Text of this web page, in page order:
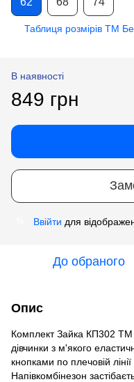
Таблиця розмірів ТМ
В наявності
849 грн
Ввійти для
До обраного
Опис
Комплект Зайка КП302
дівчинки з м'якого
кнопками по плечовій
Напівкомбінезон